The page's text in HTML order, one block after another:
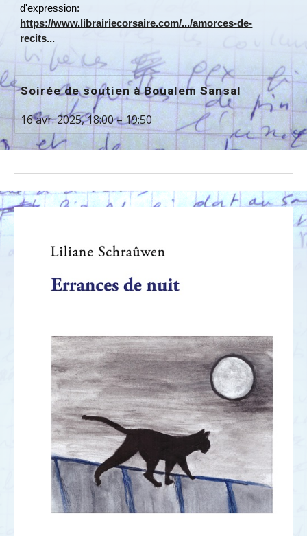
d'expression:
https://www.librairiecorsaire.com/.../amorces-de-
recits...
Soirée de soutien à Boualem Sansal
16 avr. 2025, 18:00 – 19:50